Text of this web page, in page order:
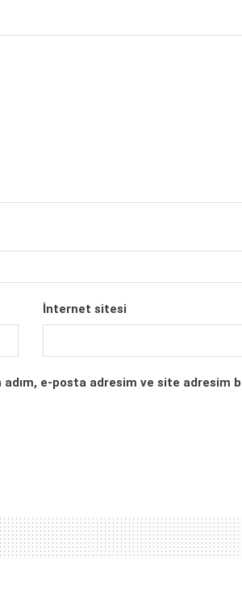
İnternet sitesi
e-posta adresim ve site adresim